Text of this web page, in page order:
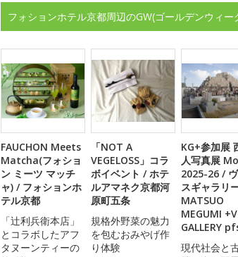
フォションホテル京都周辺のGW(ゴールデンウィ
FAUCHON Meets
Matcha(フォショ
ン ミーツ マッチ
ャ) / フォションホ
テル京都
「辻利兵衛本店」
とコラボしたアフ
タヌーンティーの
「NOT A
VEGELOSS」コラ
ボイベント / ホテ
ルアマネク京都河
原町五条
規格外野菜の魅力
を包むおみやげ作
り体験
KG+参加展
人写真展
2025-26 /
スギャラリ
MATSUO
MEGUMI
GALLERY
現代社会と